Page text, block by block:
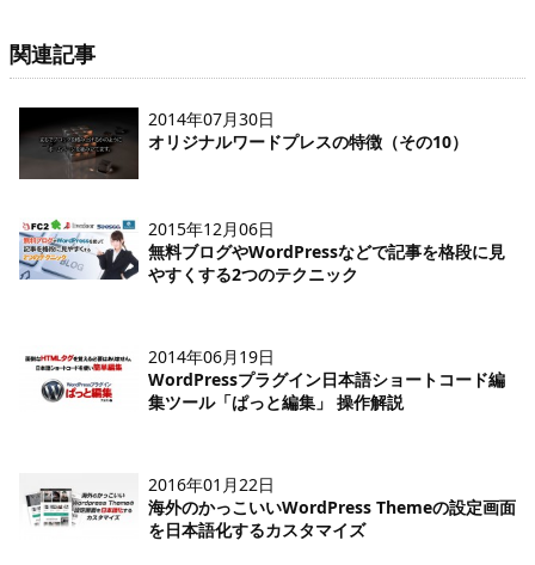
関連記事
2014年07月30日
オリジナルワードプレスの特徴（その10）
2015年12月06日
無料ブログやWordPressなどで記事を格段に見
やすくする2つのテクニック
2014年06月19日
WordPressプラグイン日本語ショートコード編
集ツール「ぱっと編集」 操作解説
2016年01月22日
海外のかっこいいWordPress Themeの設定画面
を日本語化するカスタマイズ